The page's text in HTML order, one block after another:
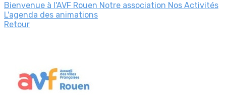
Bienvenue à l'AVF Rouen Notre association Nos Activités
L'agenda des animations
Retour